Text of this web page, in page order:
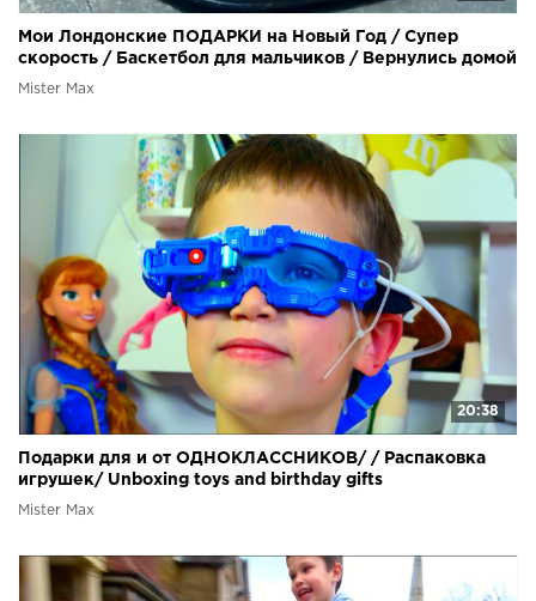
Мои Лондонские ПОДАРКИ на Новый Год / Супер
скорость / Баскетбол для мальчиков / Вернулись домой
Mister Max
20:38
Подарки для и от ОДНОКЛАССНИКОВ/ / Распаковка
игрушек/ Unboxing toys and birthday gifts
Mister Max